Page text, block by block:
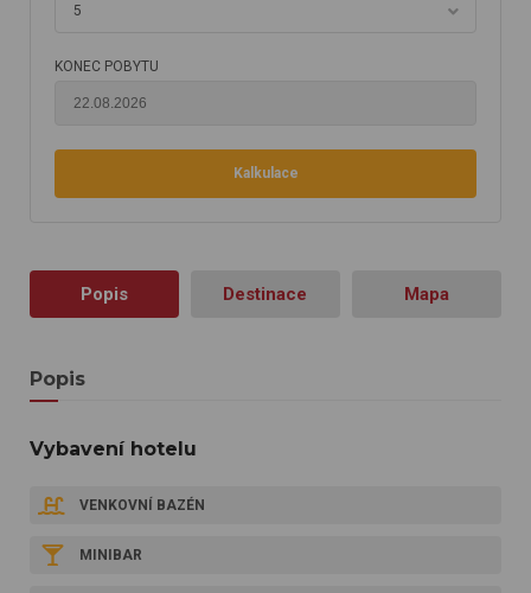
5
KONEC POBYTU
Kalkulace
Popis Destinace Mapa
Popis
Vybavení hotelu
VENKOVNÍ BAZÉN
MINIBAR